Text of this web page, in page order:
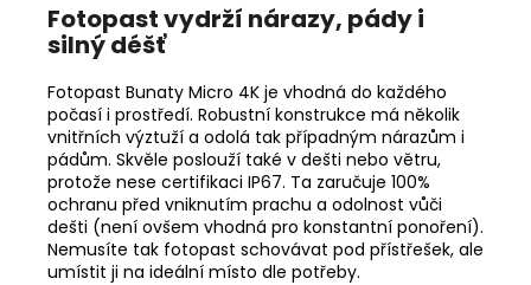
Fotopast vydrží nárazy, pády i
silný déšť
Fotopast Bunaty Micro 4K je vhodná do každého
počasí i prostředí. Robustní konstrukce má několik
vnitřních výztuží a odolá tak případným nárazům i
pádům. Skvěle poslouží také v dešti nebo větru,
protože nese certifikaci IP67. Ta zaručuje 100%
ochranu před vniknutím prachu a odolnost vůči
dešti (není ovšem vhodná pro konstantní ponoření).
Nemusíte tak fotopast schovávat pod přístřešek, ale
umístit ji na ideální místo dle potřeby.